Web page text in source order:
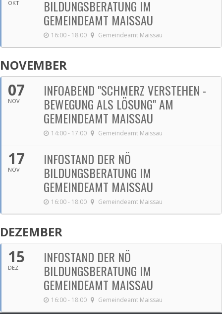
OKT BILDUNGSBERATUNG IM
GEMEINDEAMT MAISSAU
16:00 - 18:00 Gemeindeamt Maissau
NOVEMBER
07
NOV
INFOABEND "SCHMERZ VERSTEHEN -
BEWEGUNG ALS LÖSUNG" AM
GEMEINDEAMT MAISSAU
14:00 - 17:00 Gemeindeamt Maissau
17
NOV
INFOSTAND DER NÖ
BILDUNGSBERATUNG IM
GEMEINDEAMT MAISSAU
16:00 - 18:00 Gemeindeamt Maissau
DEZEMBER
15
DEZ
INFOSTAND DER NÖ
BILDUNGSBERATUNG IM
GEMEINDEAMT MAISSAU
16:00 - 18:00 Gemeindeamt Maissau